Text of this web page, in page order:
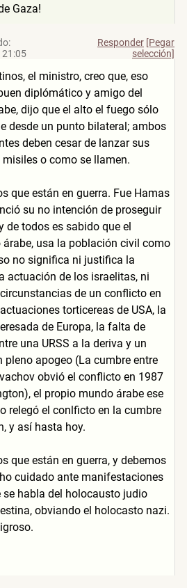
Gaza!
21:05
Responder [Pegar
selección]
el ministro, creo que, eso
diplómático y amigo del
dijo que el alto el fuego sólo
desde un punto bilateral; ambos
deben cesar de lanzar sus
o como se llamen.
que están en guerra. Fue Hamas
su no intención de proseguir
de todos es sabido que el
árabe, usa la población civil como
no significa ni justifica la
actuación de los israelitas, ni
de un conflicto en
torticereas de USA, la
de Europa, la falta de
una URSS a la deriva y un
pleno apogeo (La cumbre entre
obvió el conflicto en 1987
el propio mundo árabe ese
relegó el conlficto en la cumbre
y así hasta hoy.
que están en guerra, y debemos
cuidado ante manifestaciones
se habla del holocausto judio
obviando el holocasto nazi.